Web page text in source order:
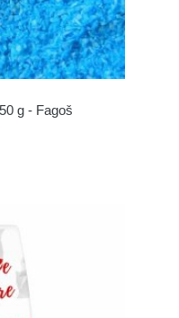
g - Fagoš